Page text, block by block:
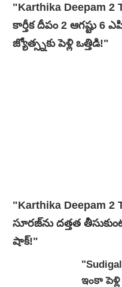
"Karthika Deepam 2
కార్తీక దీపం 2 ఆగష్టు
జ్యోత్స్నకు పెళ్లి ఒత్తిడి!"
"Karthika Deepam 2
సూరజ్‌ను దత్తత
షాక్!"
ఇంకా